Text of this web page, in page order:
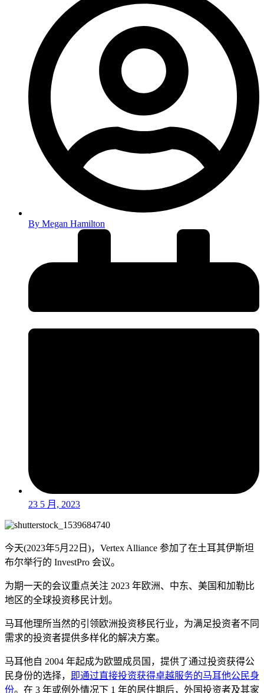
By Megan Hamilton
23 5 月, 2023
今天(2023年5月22日)，Vertex Alliance 参加了在土耳其伊斯坦
布尔举行的 InvestPro 会议。
为期一天的会议重点关注 2023 年欧洲、中东、美国和加勒比
地区的全球投资移民计划。
马耳他理所当然的引领欧洲投资移民行业，为满足投资者不同
需求的投资者提供多样化的解决方案。
马耳他自 2004 年起成为欧盟成员国，提供了通过投资获得公
民身份的选择，
即通过直接投资获得卓越服务的马耳他公民身
份。在 3 年或例外情况下 1 年的居住期后，外国投资者及其家